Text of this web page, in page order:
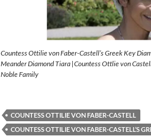
Countess Ottilie von Faber-Castell’s Greek Key
Meander Diamond Tiara |Countess Ottlie von
Noble Family
COUNTESS OTTILIE VON FABER-CASTELL
COUNTESS OTTILIE VON FABER-CASTELL’S